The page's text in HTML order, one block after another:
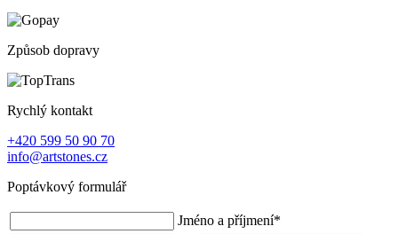
Způsob dopravy
Rychlý kontakt
+420 599 50 90 70
info@artstones.cz
Poptávkový formulář
Jméno a příjmení*